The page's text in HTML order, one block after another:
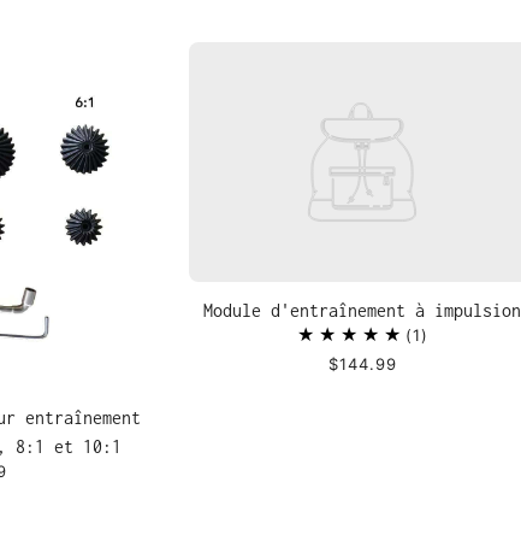
entraînement
8:1 et 10:1
Module d'entraînement à impulsion
1
$144.99